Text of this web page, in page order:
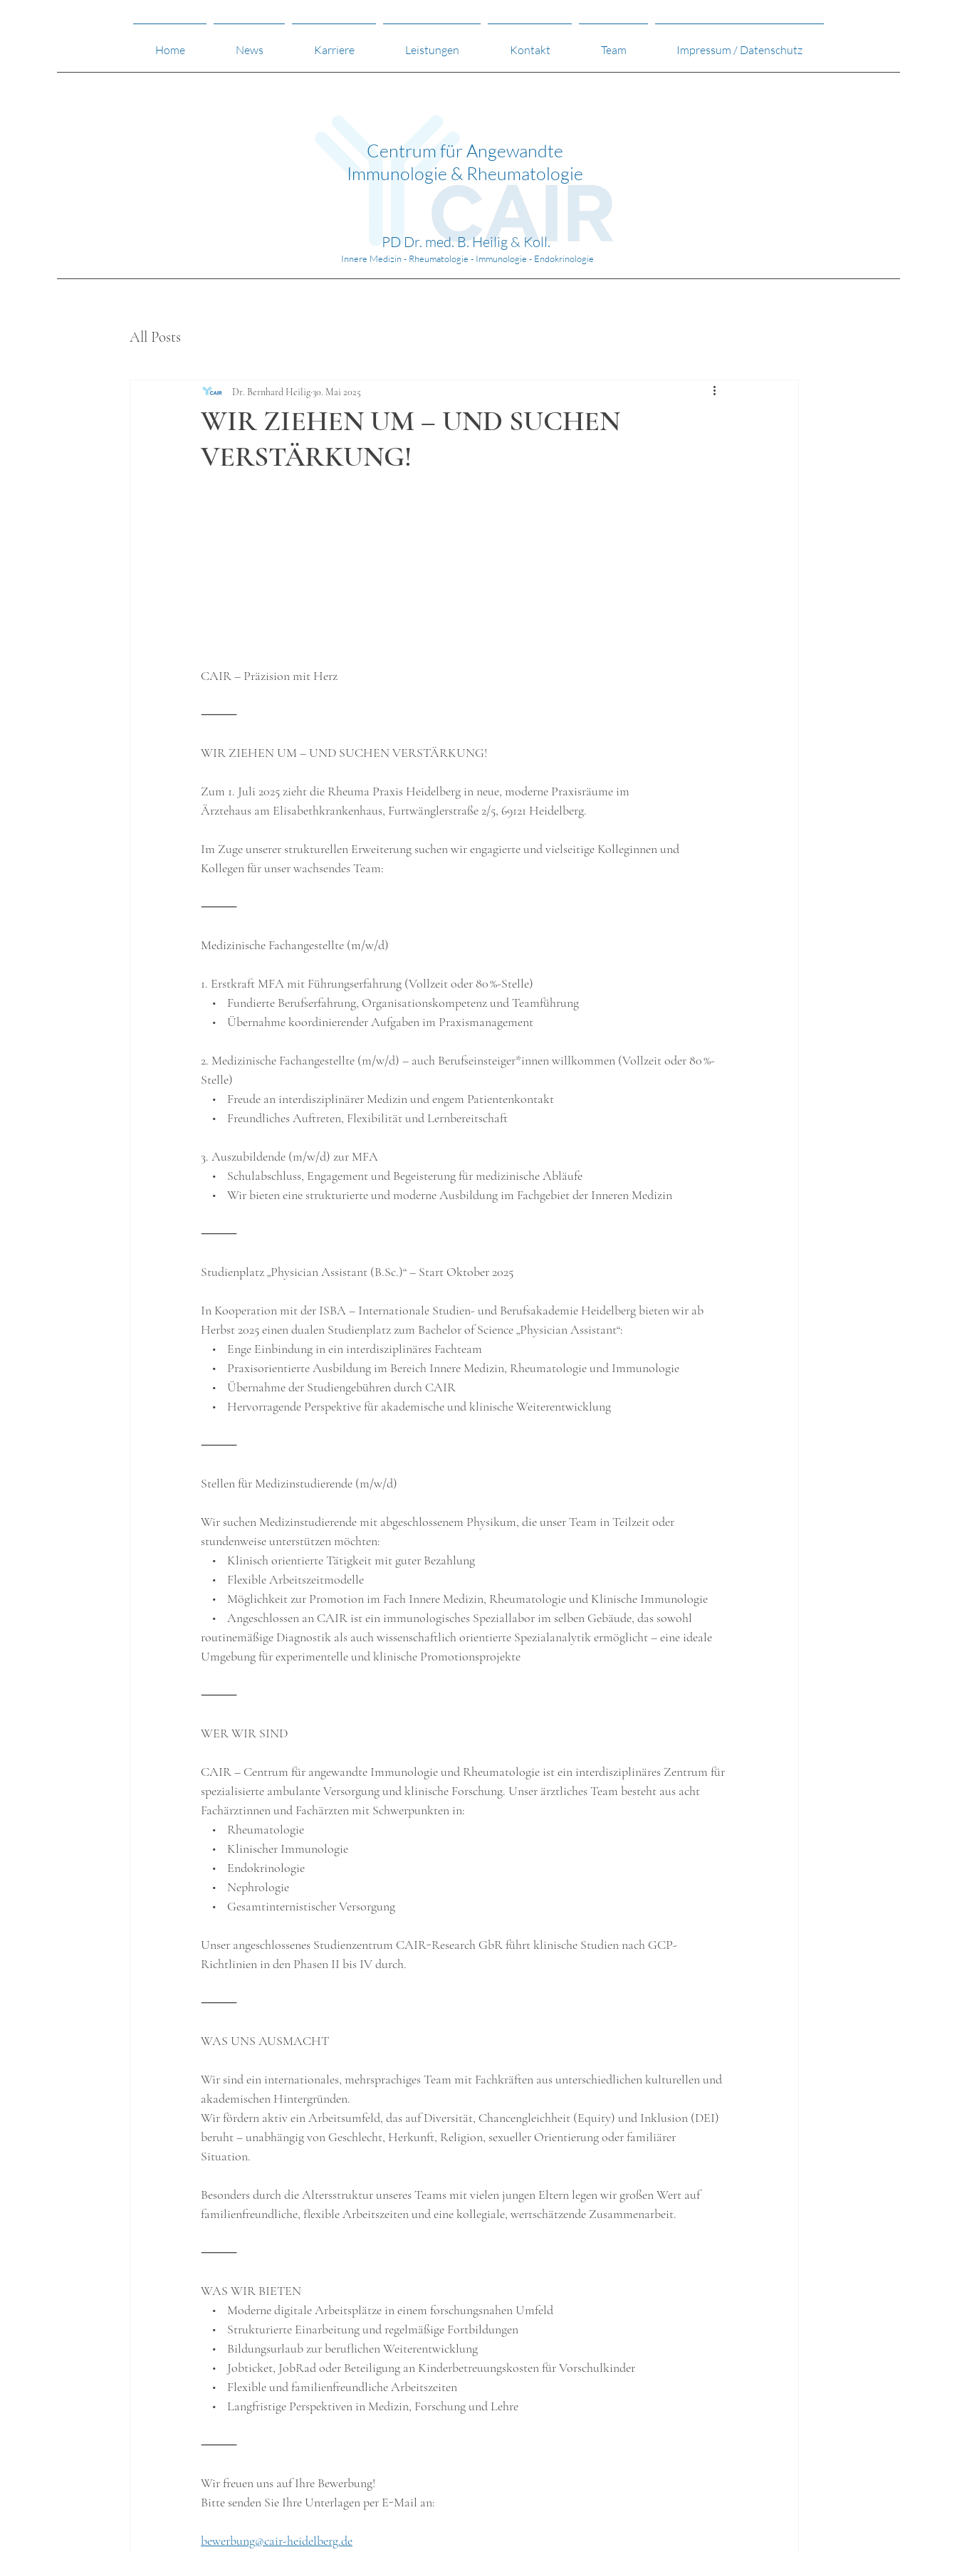
Home News Karriere Leistungen Kontakt Team Impressum / Datenschutz
Centrum für Angewandte
Immunologie & Rheumatologie
PD Dr. med. B. Heilig & Koll.
Innere Medizin - Rheumatologie - Immunologie - Endokrinologie
All Posts
WIR ZIEHEN UM – UND SUCHEN
VERSTÄRKUNG!
Dr. Bernhard Heilig30. Mai 2025
CAIR – Präzision mit Herz
⸻
WIR ZIEHEN UM – UND SUCHEN VERSTÄRKUNG!
Zum 1. Juli 2025 zieht die Rheuma Praxis Heidelberg in neue, moderne Praxisräume im
Ärztehaus am Elisabethkrankenhaus, Furtwänglerstraße 2/5, 69121 Heidelberg.
Im Zuge unserer strukturellen Erweiterung suchen wir engagierte und vielseitige Kolleginnen und
Kollegen für unser wachsendes Team:
⸻
Medizinische Fachangestellte (m/w/d)
1. Erstkraft MFA mit Führungserfahrung (Vollzeit oder 80 %-Stelle)
•    Fundierte Berufserfahrung, Organisationskompetenz und Teamführung
•    Übernahme koordinierender Aufgaben im Praxismanagement
2. Medizinische Fachangestellte (m/w/d) – auch Berufseinsteiger*innen willkommen (Vollzeit oder 80 %-
Stelle)
•    Freude an interdisziplinärer Medizin und engem Patientenkontakt
•    Freundliches Auftreten, Flexibilität und Lernbereitschaft
3. Auszubildende (m/w/d) zur MFA
•    Schulabschluss, Engagement und Begeisterung für medizinische Abläufe
•    Wir bieten eine strukturierte und moderne Ausbildung im Fachgebiet der Inneren Medizin
⸻
Studienplatz „Physician Assistant (B.Sc.)“ – Start Oktober 2025
In Kooperation mit der ISBA – Internationale Studien- und Berufsakademie Heidelberg bieten wir ab
Herbst 2025 einen dualen Studienplatz zum Bachelor of Science „Physician Assistant“:
•    Enge Einbindung in ein interdisziplinäres Fachteam
•    Praxisorientierte Ausbildung im Bereich Innere Medizin, Rheumatologie und Immunologie
•    Übernahme der Studiengebühren durch CAIR
•    Hervorragende Perspektive für akademische und klinische Weiterentwicklung
⸻
Stellen für Medizinstudierende (m/w/d)
Wir suchen Medizinstudierende mit abgeschlossenem Physikum, die unser Team in Teilzeit oder
stundenweise unterstützen möchten:
•    Klinisch orientierte Tätigkeit mit guter Bezahlung
•    Flexible Arbeitszeitmodelle
•    Möglichkeit zur Promotion im Fach Innere Medizin, Rheumatologie und Klinische Immunologie
•    Angeschlossen an CAIR ist ein immunologisches Speziallabor im selben Gebäude, das sowohl
routinemäßige Diagnostik als auch wissenschaftlich orientierte Spezialanalytik ermöglicht – eine ideale
Umgebung für experimentelle und klinische Promotionsprojekte
⸻
WER WIR SIND
CAIR – Centrum für angewandte Immunologie und Rheumatologie ist ein interdisziplinäres Zentrum für
spezialisierte ambulante Versorgung und klinische Forschung. Unser ärztliches Team besteht aus acht
Fachärztinnen und Fachärzten mit Schwerpunkten in:
•    Rheumatologie
•    Klinischer Immunologie
•    Endokrinologie
•    Nephrologie
•    Gesamtinternistischer Versorgung
Unser angeschlossenes Studienzentrum CAIR-Research GbR führt klinische Studien nach GCP-
Richtlinien in den Phasen II bis IV durch.
⸻
WAS UNS AUSMACHT
Wir sind ein internationales, mehrsprachiges Team mit Fachkräften aus unterschiedlichen kulturellen und
akademischen Hintergründen.
Wir fördern aktiv ein Arbeitsumfeld, das auf Diversität, Chancengleichheit (Equity) und Inklusion (DEI)
beruht – unabhängig von Geschlecht, Herkunft, Religion, sexueller Orientierung oder familiärer
Situation.
Besonders durch die Altersstruktur unseres Teams mit vielen jungen Eltern legen wir großen Wert auf
familienfreundliche, flexible Arbeitszeiten und eine kollegiale, wertschätzende Zusammenarbeit.
⸻
WAS WIR BIETEN
•    Moderne digitale Arbeitsplätze in einem forschungsnahen Umfeld
•    Strukturierte Einarbeitung und regelmäßige Fortbildungen
•    Bildungsurlaub zur beruflichen Weiterentwicklung
•    Jobticket, JobRad oder Beteiligung an Kinderbetreuungskosten für Vorschulkinder
•    Flexible und familienfreundliche Arbeitszeiten
•    Langfristige Perspektiven in Medizin, Forschung und Lehre
⸻
Wir freuen uns auf Ihre Bewerbung!
Bitte senden Sie Ihre Unterlagen per E-Mail an:
bewerbung@cair-heidelberg.de